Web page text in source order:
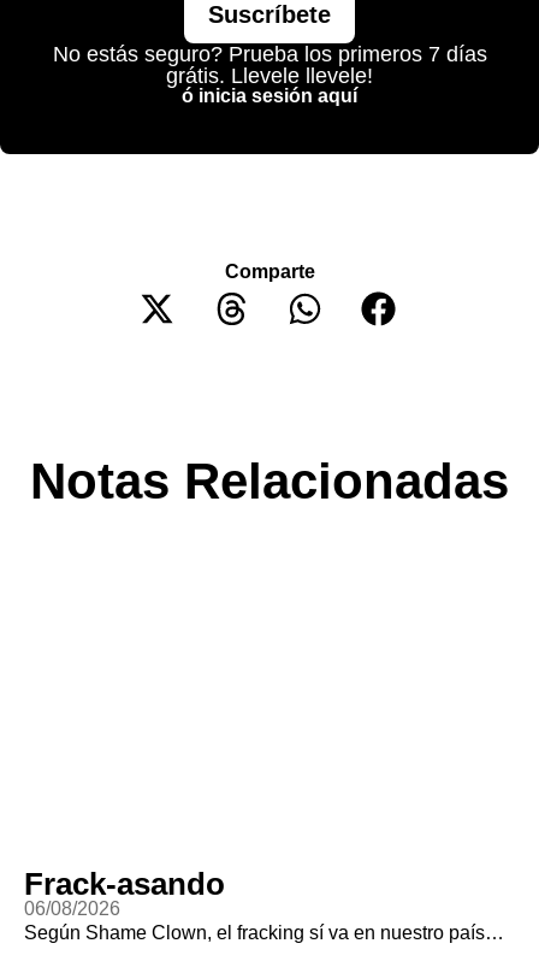
Suscríbete
No estás seguro? Prueba los primeros 7 días
grátis. Llevele llevele!
ó inicia sesión aquí
Comparte
Notas Relacionadas
Frack-asando
06/08/2026
Según Shame Clown, el fracking sí va en nuestro país…